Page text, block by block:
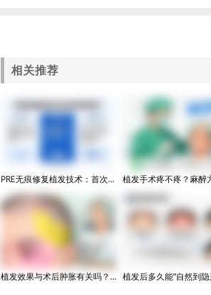
相关推荐
PRE无痕修复植发技术：首次... 植发手术疼不疼？麻醉
植发效果与术后肿胀有关吗？... 植发后多久能“自然到隐